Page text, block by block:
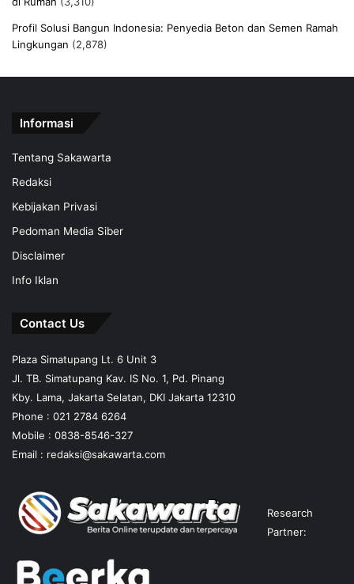
Profil Solusi Bangun Indonesia: Penyedia Beton dan Semen Ramah
Lingkungan (2,878)
Informasi
Tentang Sakawarta
Redaksi
Kebijakan Privasi
Pedoman Media Siber
Disclaimer
Info Iklan
Contact Us
Plaza Simatupang Lt. 6 Unit 3
Jl. TB. Simatupang Kav. IS No. 1, Pd. Pinang
Kby. Lama, Jakarta Selatan, DKI Jakarta 12310
Phone : 021 2784 6264
Mobile : 0838-8546-327
Email : redaksi@sakawarta.com
Research
Partner: